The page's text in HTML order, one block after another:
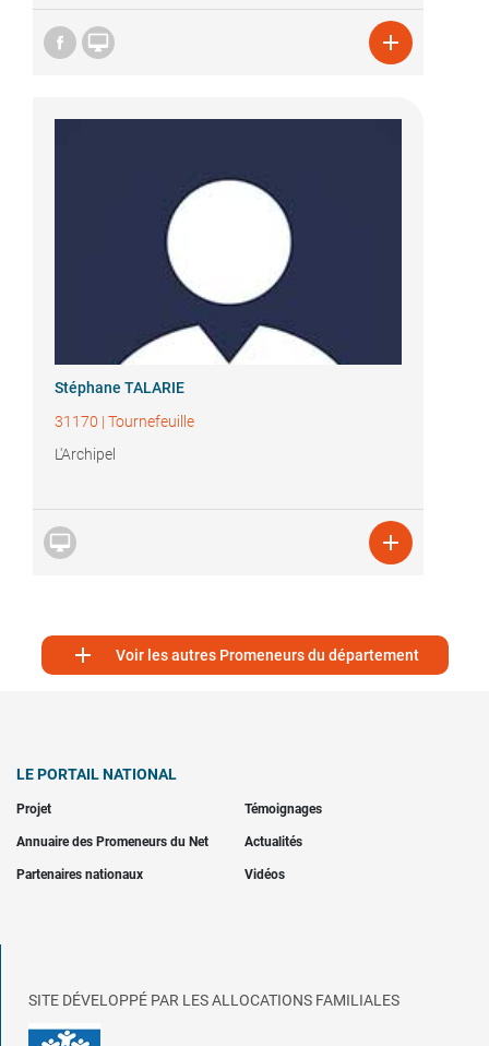
 
Stéphane TALARIE
31170 | Tournefeuille
L'Archipel
 
 Voir les autres Promeneurs du département
LE PORTAIL NATIONAL
Projet Témoignages
Annuaire des Promeneurs du Net Actualités
Partenaires nationaux Vidéos
SITE DÉVELOPPÉ PAR LES ALLOCATIONS FAMILIALES